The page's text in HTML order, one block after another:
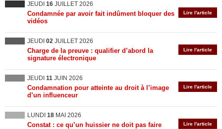
JEUDI 16 JUILLET 2026
Lire l'article
Condamnée par avoir fait indûment bloquer des
vidéos
JEUDI 02 JUILLET 2026
Lire l'article
Charge de la preuve : qualifier d’abord la
signature électronique
JEUDI 11 JUIN 2026
Lire l'article
Condamnation pour atteinte au droit à l’image
d’un influenceur
LUNDI 18 MAI 2026
Lire l'article
Constat : ce qu’un huissier ne doit pas faire